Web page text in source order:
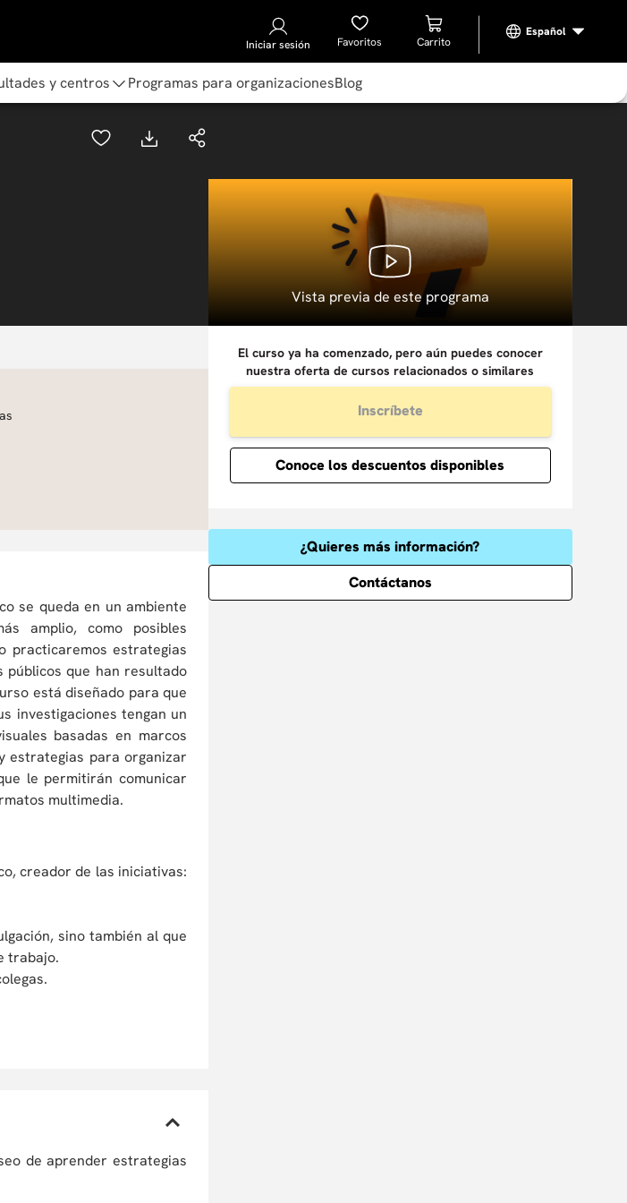
Iniciar sesión Favoritos
y centros Programas para organizacionesBlog
Vista previa de este programa
se queda en un ambiente
amplio, como posibles
practicaremos estrategias
que han resultado
está diseñado para que
investigaciones tengan un
basadas en marcos
estrategias para organizar
le permitirán comunicar
multimedia.
creador de las iniciativas:
sino también al que
trabajo.
de aprender estrategias
El curso ya ha comenzado, pero aún puedes conocer
nuestra oferta de cursos relacionados o similares
Inscríbete
Conoce los descuentos disponibles
¿Quieres más información?
Contáctanos